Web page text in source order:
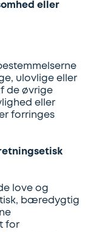
eller
ulovlige eller
de øvrige
eller
forringes
love og
bæredygtig
for